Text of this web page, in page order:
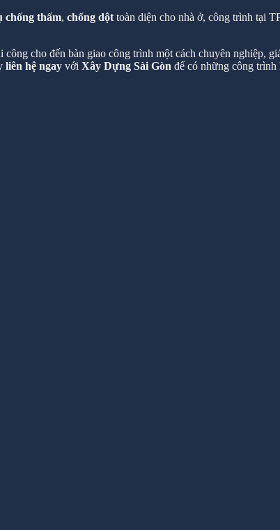
chống thấm, chống dột toàn diện cho nhà ở, công trình tại
công cho đến bàn giao công trình một cách chuyên nghiệp,
liên hệ ngay với Xây Dựng Sài Gòn để có những công trình